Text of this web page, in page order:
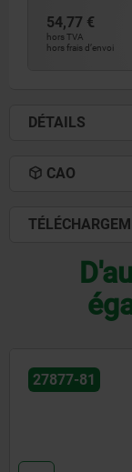
54,77 €
hors TVA
hors frais d’envoi
DÉTAILS
CAO
NOUVEAU